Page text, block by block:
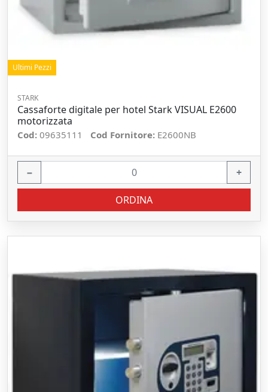
Ultimi Pezzi
STARK
Cassaforte digitale per hotel Stark VISUAL E2600
motorizzata
Cod: 09635111 Cod Fornitore: E2600NB
− +
ORDINA